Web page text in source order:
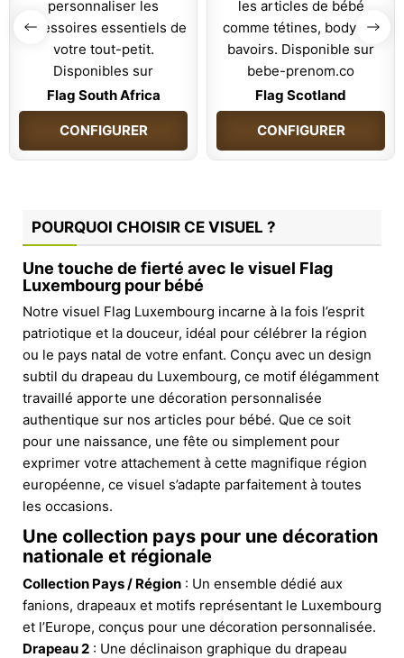
Flag South Africa
CONFIGURER
Flag Scotland
CONFIGURER
POURQUOI CHOISIR CE VISUEL ?
Une touche de fierté avec le visuel Flag
Luxembourg pour bébé
Notre visuel Flag Luxembourg incarne à la fois l’esprit
patriotique et la douceur, idéal pour célébrer la région
ou le pays natal de votre enfant. Conçu avec un design
subtil du drapeau du Luxembourg, ce motif élégamment
travaillé apporte une décoration personnalisée
authentique sur nos articles pour bébé. Que ce soit
pour une naissance, une fête ou simplement pour
exprimer votre attachement à cette magnifique région
européenne, ce visuel s’adapte parfaitement à toutes
les occasions.
Une collection pays pour une décoration
nationale et régionale
Collection Pays / Région : Un ensemble dédié aux
fanions, drapeaux et motifs représentant le Luxembourg
et l’Europe, conçus pour une décoration personnalisée.
Drapeau 2 : Une déclinaison graphique du drapeau